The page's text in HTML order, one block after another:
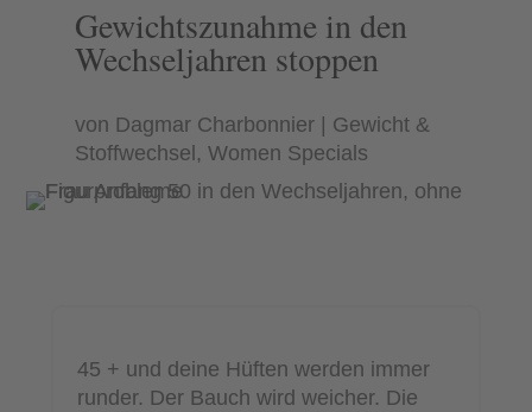
Gewichtszunahme in den
Wechseljahren stoppen
von Dagmar Charbonnier
Gewicht &
Stoffwechsel, Women Specials
45 + und deine Hüften werden immer
runder. Der Bauch wird weicher. Die